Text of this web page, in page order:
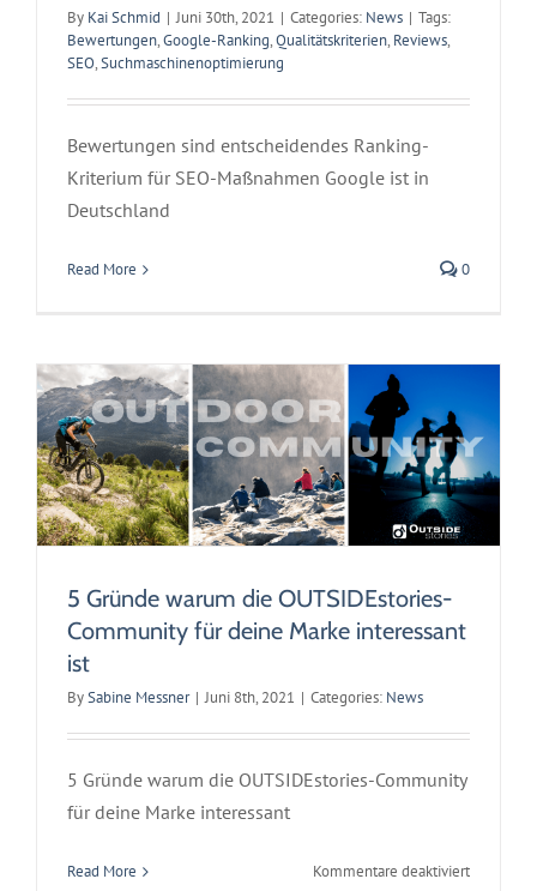
By Kai Schmid | Juni 30th, 2021 | Categories: News | Tags:
Bewertungen,Google-Ranking,Qualitätskriterien, Reviews,
SEO,Suchmaschinenoptimierung
Bewertungen sind entscheidendes Ranking-
Kriterium für SEO-Maßnahmen Google ist in
Deutschland
Read More 0
5 Gründe warum die OUTSIDEstories-
5 Gründe warum die OUTSIDEstories-
Community für deine Marke interessant
ist
BySabine Messner | Juni 8th, 2021 | Categories: News
5 Gründe warum die OUTSIDEstories-Community
für deine Marke interessant
Read More Kommentare deaktiviertfür
Was hat Influencer Marketing mit